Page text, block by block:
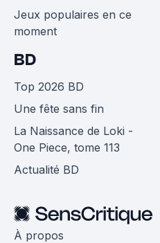
Jeux populaires en ce
moment
BD
Top 2026 BD
Une fête sans fin
La Naissance de Loki -
One Piece, tome 113
Actualité BD
À propos